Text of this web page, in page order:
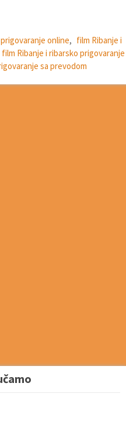
online, film Ribanje i
film Ribanje i ribarsko prigovaranje
sa prevodom